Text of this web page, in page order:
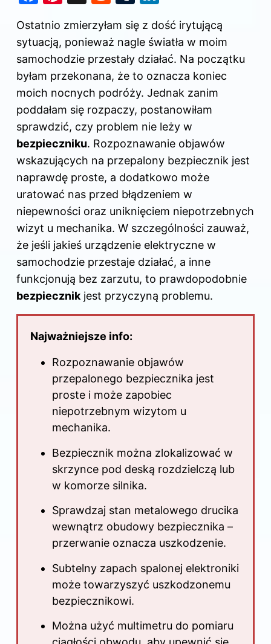
c
e
b
o
o
k
er
e
st
d
di
m
bl
r
n
k
e
dI
n
Ostatnio zmierzyłam się z dość irytującą
sytuacją, ponieważ nagle światła w moim
samochodzie przestały działać. Na początku
byłam przekonana, że to oznacza koniec
moich nocnych podróży. Jednak zanim
poddałam się rozpaczy, postanowiłam
sprawdzić, czy problem nie leży w
bezpieczniku. Rozpoznawanie objawów
wskazujących na przepalony bezpiecznik jest
naprawdę proste, a dodatkowo może
uratować nas przed błądzeniem w
niepewności oraz uniknięciem niepotrzebnych
wizyt u mechanika. W szczególności zauważ,
że jeśli jakieś urządzenie elektryczne w
samochodzie przestaje działać, a inne
funkcjonują bez zarzutu, to prawdopodobnie
bezpiecznikjest przyczyną problemu.
Najważniejsze info:
Rozpoznawanie objawów
przepalonego bezpiecznika jest
proste i może zapobiec
niepotrzebnym wizytom u
mechanika.
Bezpiecznik można zlokalizować w
skrzynce pod deską rozdzielczą lub
w komorze silnika.
Sprawdzaj stan metalowego drucika
wewnątrz obudowy bezpiecznika –
przerwanie oznacza uszkodzenie.
Subtelny zapach spalonej elektroniki
może towarzyszyć uszkodzonemu
bezpiecznikowi.
Można użyć multimetru do pomiaru